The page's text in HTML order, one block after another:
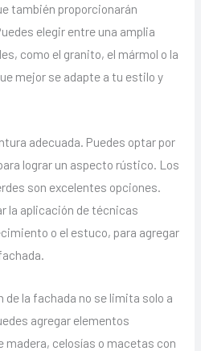
también proporcionarán
elegir entre una amplia
como el granito, el mármol o la
mejor se adapte a tu estilo y
adecuada. Puedes optar por
lograr un aspecto rústico. Los
son excelentes opciones.
la aplicación de técnicas
o el estuco, para agregar
de la fachada no se limita solo a
agregar elementos
madera, celosías o macetas con